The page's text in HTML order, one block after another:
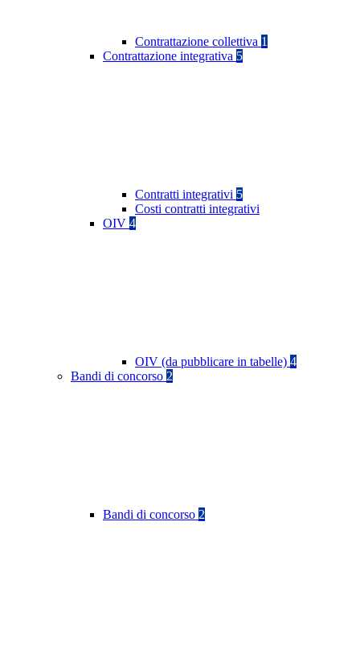
Contrattazione collettiva 1
Contrattazione integrativa 5
Contratti integrativi 5
Costi contratti integrativi
OIV 4
OIV (da pubblicare in tabelle) 4
Bandi di concorso 2
Bandi di concorso 2